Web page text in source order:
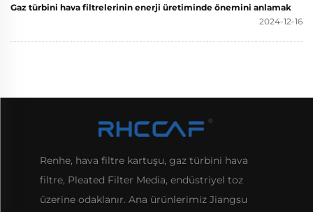
Gaz türbini hava filtrelerinin enerji üretiminde önemini anlamak
2024-12-16
Renhe, hava filtre kartuşu, gaz türbini hava
filtre, Pleated Filter Media, endüstriyel toz
üzerine odaklanır. Ana ürünlerimiz Jiangsu